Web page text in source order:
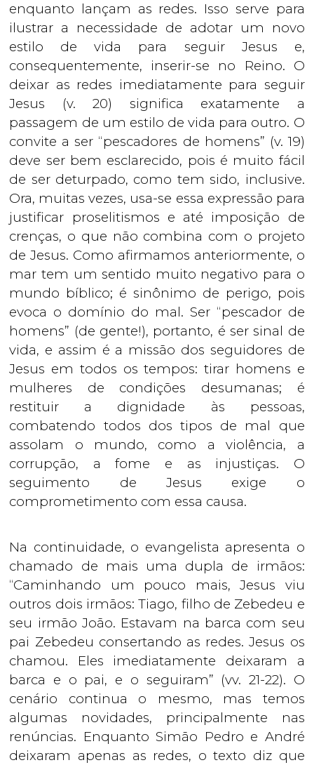
enquanto lançam as redes. Isso serve para
ilustrar a necessidade de adotar um novo
estilo de vida para seguir Jesus e,
consequentemente, inserir-se no Reino. O
deixar as redes imediatamente para seguir
Jesus (v. 20) significa exatamente a
passagem de um estilo de vida para outro. O
convite a ser “pescadores de homens” (v. 19)
deve ser bem esclarecido, pois é muito fácil
de ser deturpado, como tem sido, inclusive.
Ora, muitas vezes, usa-se essa expressão para
justificar proselitismos e até imposição de
crenças, o que não combina com o projeto
de Jesus. Como afirmamos anteriormente, o
mar tem um sentido muito negativo para o
mundo bíblico; é sinônimo de perigo, pois
evoca o domínio do mal. Ser “pescador de
homens” (de gente!), portanto, é ser sinal de
vida, e assim é a missão dos seguidores de
Jesus em todos os tempos: tirar homens e
mulheres de condições desumanas; é
restituir a dignidade às pessoas,
combatendo todos dos tipos de mal que
assolam o mundo, como a violência, a
corrupção, a fome e as injustiças. O
seguimento de Jesus exige o
comprometimento com essa causa.
Na continuidade, o evangelista apresenta o
chamado de mais uma dupla de irmãos:
“Caminhando um pouco mais, Jesus viu
outros dois irmãos: Tiago, filho de Zebedeu e
seu irmão João. Estavam na barca com seu
pai Zebedeu consertando as redes. Jesus os
chamou. Eles imediatamente deixaram a
barca e o pai, e o seguiram” (vv. 21-22). O
cenário continua o mesmo, mas temos
algumas novidades, principalmente nas
renúncias. Enquanto Simão Pedro e André
deixaram apenas as redes, o texto diz que